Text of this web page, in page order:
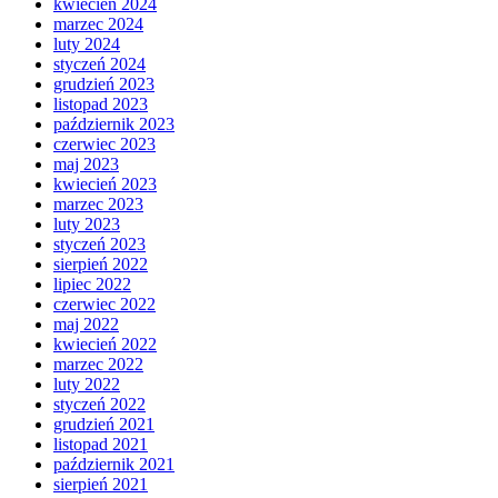
kwiecień 2024
marzec 2024
luty 2024
styczeń 2024
grudzień 2023
listopad 2023
październik 2023
czerwiec 2023
maj 2023
kwiecień 2023
marzec 2023
luty 2023
styczeń 2023
sierpień 2022
lipiec 2022
czerwiec 2022
maj 2022
kwiecień 2022
marzec 2022
luty 2022
styczeń 2022
grudzień 2021
listopad 2021
październik 2021
sierpień 2021